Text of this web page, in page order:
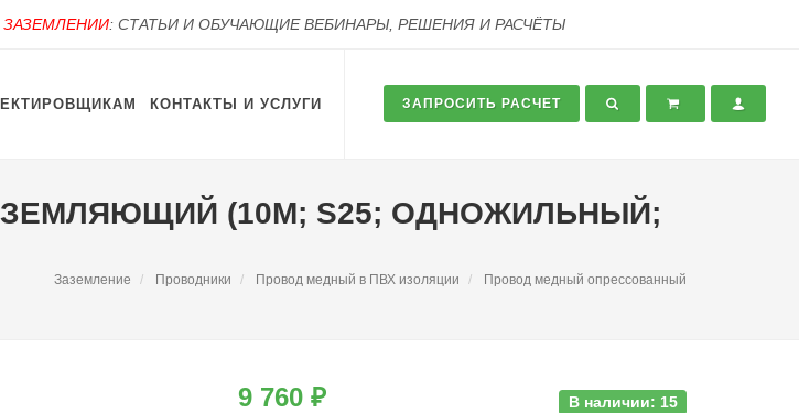
: СТАТЬИ И ОБУЧАЮЩИЕ ВЕБИНАРЫ, РЕШЕНИЯ И РАСЧЁТЫ
КОНТАКТЫ И УСЛУГИ ЗАПРОСИТЬ РАСЧЕТ
(10М; S25; ОДНОЖИЛЬНЫЙ;
Заземление Проводники Провод медный в ПВХ изоляции Провод медный опрессованный
9 760 ₽ В наличии: 15